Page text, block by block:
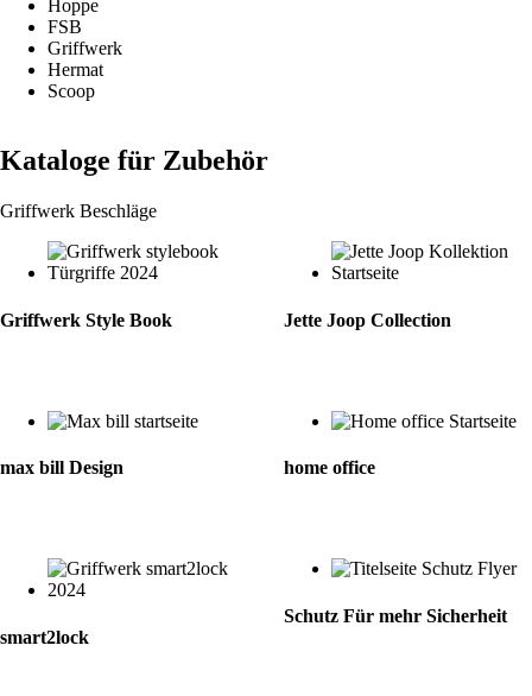
Hoppe
FSB
Griffwerk
Hermat
Scoop
Kataloge für Zubehör
Griffwerk Beschläge
Griffwerk Style Book Jette Joop Collection
max bill Design home office
smart2lock
Schutz Für mehr Sicherheit